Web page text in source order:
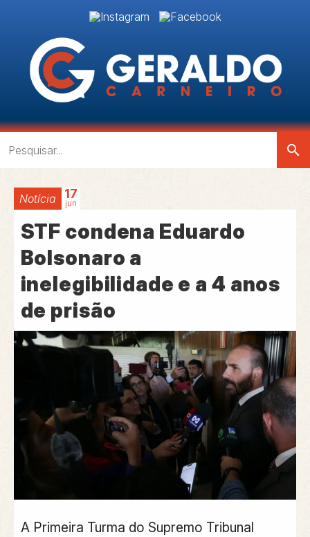
search
Notícia 17
jun
STF condena Eduardo
Bolsonaro a
inelegibilidade e a 4 anos
de prisão
A Primeira Turma do Supremo Tribunal